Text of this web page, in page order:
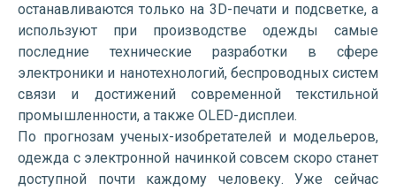
останавливаются только на 3D-печати и подсветке, а
используют при производстве одежды самые
последние технические разработки в сфере
электроники и нанотехнологий, беспроводных систем
связи и достижений современной текстильной
промышленности, а также OLED-дисплеи.
По прогнозам ученых-изобретателей и модельеров,
одежда с электронной начинкой совсем скоро станет
доступной почти каждому человеку. Уже сейчас